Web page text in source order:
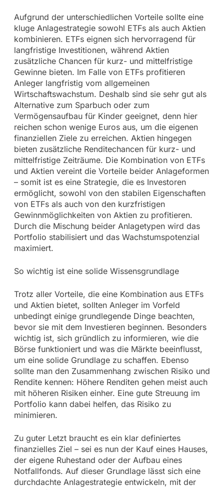
Aufgrund der unterschiedlichen Vorteile sollte eine
kluge Anlagestrategie sowohl ETFs als auch Aktien
kombinieren. ETFs eignen sich hervorragend für
langfristige Investitionen, während Aktien
zusätzliche Chancen für kurz- und mittelfristige
Gewinne bieten. Im Falle von ETFs profitieren
Anleger langfristig vom allgemeinen
Wirtschaftswachstum. Deshalb sind sie sehr gut als
Alternative zum Sparbuch oder zum
Vermögensaufbau für Kinder geeignet, denn hier
reichen schon wenige Euros aus, um die eigenen
finanziellen Ziele zu erreichen. Aktien hingegen
bieten zusätzliche Renditechancen für kurz- und
mittelfristige Zeiträume. Die Kombination von ETFs
und Aktien vereint die Vorteile beider Anlageformen
– somit ist es eine Strategie, die es Investoren
ermöglicht, sowohl von den stabilen Eigenschaften
von ETFs als auch von den kurzfristigen
Gewinnmöglichkeiten von Aktien zu profitieren.
Durch die Mischung beider Anlagetypen wird das
Portfolio stabilisiert und das Wachstumspotenzial
maximiert.
So wichtig ist eine solide Wissensgrundlage
Trotz aller Vorteile, die eine Kombination aus ETFs
und Aktien bietet, sollten Anleger im Vorfeld
unbedingt einige grundlegende Dinge beachten,
bevor sie mit dem Investieren beginnen. Besonders
wichtig ist, sich gründlich zu informieren, wie die
Börse funktioniert und was die Märkte beeinflusst,
um eine solide Grundlage zu schaffen. Ebenso
sollte man den Zusammenhang zwischen Risiko und
Rendite kennen: Höhere Renditen gehen meist auch
mit höheren Risiken einher. Eine gute Streuung im
Portfolio kann dabei helfen, das Risiko zu
minimieren.
Zu guter Letzt braucht es ein klar definiertes
finanzielles Ziel – sei es nun der Kauf eines Hauses,
der eigene Ruhestand oder der Aufbau eines
Notfallfonds. Auf dieser Grundlage lässt sich eine
durchdachte Anlagestrategie entwickeln, mit der